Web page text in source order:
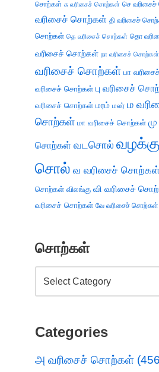
சொற்கள் சு வரிசைச் சொற்கள் செ
வரிசைச் சொற்கள் தி வரிசைச்
சொற்கள் தெ வரிசைச் சொற்கள் தொ
வரிசைச் சொற்கள் நா வரிசைச் சொற்கள்
வரிசைச் சொற்கள் பா
வரிசைச் சொற்கள் பு வரிசைச்
வரிசைச் சொற்கள் மரம் மலர் ம
சொற்கள் மா வரிசைச் சொற்கள்
சொற்கள் வடசொல்
சொல் வ வரிசைச் சொற்கள்
சொற்கள் விலங்கு வி வரிசைச்
வரிசைச் சொற்கள் வே வரிசைச் சொற்கள்
சொற்கள்
Categories
அ வரிசைச் சொற்கள்